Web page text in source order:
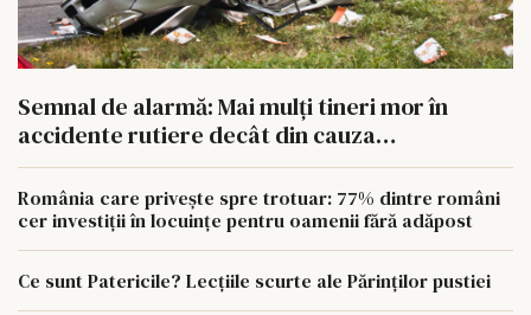
Semnal de alarmă: Mai mulți tineri mor în
accidente rutiere decât din cauza
tuberculozei și a drogurilor
România care privește spre trotuar: 77% dintre români
cer investiții în locuințe pentru oamenii fără adăpost
Ce sunt Patericile? Lecțiile scurte ale Părinților pustiei